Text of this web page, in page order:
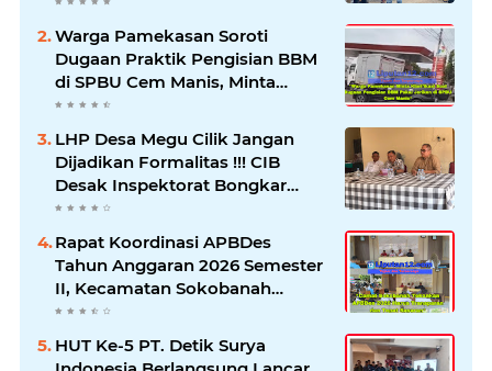
Warga Pamekasan Soroti
Dugaan Praktik Pengisian BBM
di SPBU Cem Manis, Minta
Klarifikasi dan Pengawasan
LHP Desa Megu Cilik Jangan
Dijadikan Formalitas !!! CIB
Desak Inspektorat Bongkar
Seluruh Fakta dan Hentikan
Dugaan Permainan Oknum
Rapat Koordinasi APBDes
Tahun Anggaran 2026 Semester
II, Kecamatan Sokobanah
Libatkan 12 Desa
HUT Ke-5 PT. Detik Surya